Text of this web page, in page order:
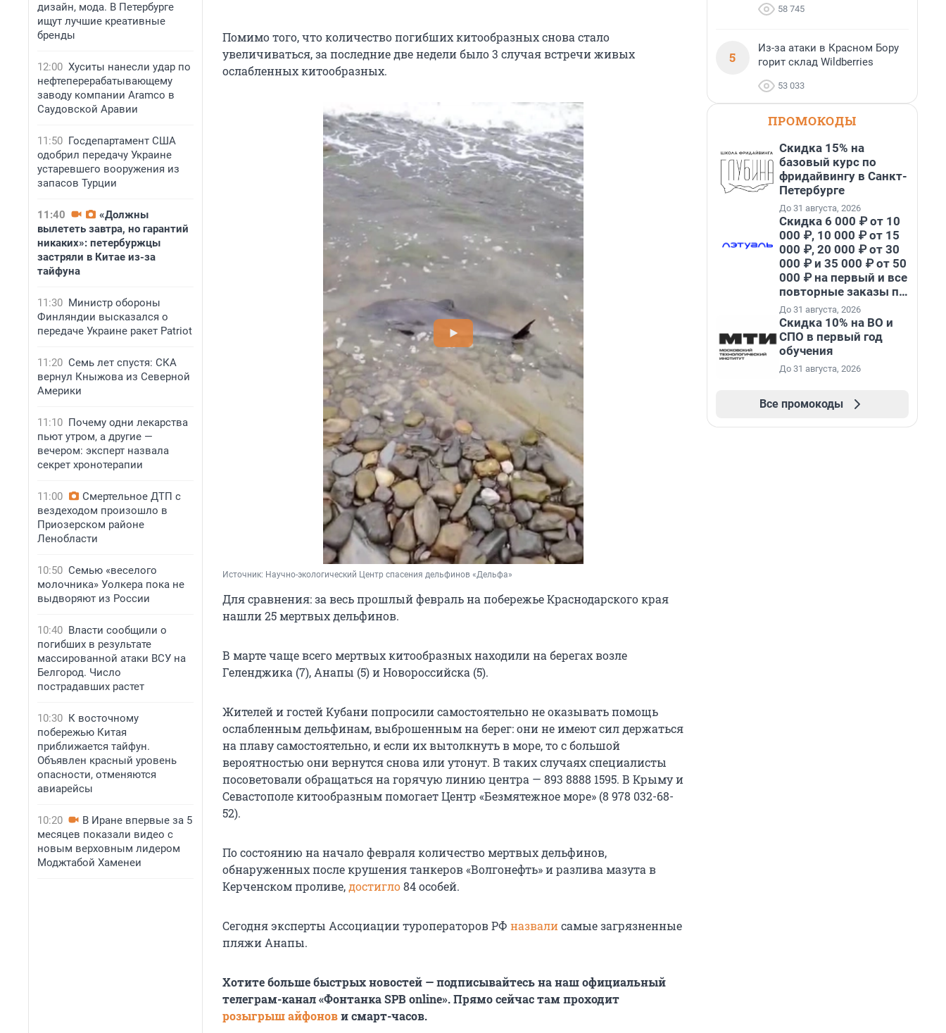
дизайн, мода. В Петербурге
ищут лучшие креативные
бренды
12:00 Хуситы нанесли удар по
нефтеперерабатывающему
заводу компании Aramco в
Саудовской Аравии
11:50 Госдепартамент США
одобрил передачу Украине
устаревшего вооружения из
запасов Турции
11:40
«Должны
вылететь завтра, но гарантий
никаких»: петербуржцы
застряли в Китае из-за
тайфуна
11:30 Министр обороны
Финляндии высказался о
передаче Украине ракет Patriot
11:20 Семь лет спустя: СКА
вернул Кныжова из Северной
Америки
11:10 Почему одни лекарства
пьют утром, а другие —
вечером: эксперт назвала
секрет хронотерапии
11:00
Смертельное ДТП с
вездеходом произошло в
Приозерском районе
Ленобласти
10:50 Семью «веселого
молочника» Уолкера пока не
выдворяют из России
10:40 Власти сообщили о
погибших в результате
массированной атаки ВСУ на
Белгород. Число
пострадавших растет
10:30 К восточному
побережью Китая
приближается тайфун.
Объявлен красный уровень
опасности, отменяются
авиарейсы
10:20
В Иране впервые за 5
месяцев показали видео с
новым верховным лидером
Моджтабой Хаменеи
Помимо того, что количество погибших китообразных снова стало
увеличиваться, за последние две недели было 3 случая встречи живых
ослабленных китообразных.
Источник: Научно-экологический Центр спасения дельфинов «Дельфа»
Для сравнения: за весь прошлый февраль на побережье Краснодарского края
нашли 25 мертвых дельфинов.
В марте чаще всего мертвых китообразных находили на берегах возле
Геленджика (7), Анапы (5) и Новороссийска (5).
Жителей и гостей Кубани попросили самостоятельно не оказывать помощь
ослабленным дельфинам, выброшенным на берег: они не имеют сил держаться
на плаву самостоятельно, и если их вытолкнуть в море, то с большой
вероятностью они вернутся снова или утонут. В таких случаях специалисты
посоветовали обращаться на горячую линию центра — 893 8888 1595. В Крыму и
Севастополе китообразным помогает Центр «Безмятежное море» (8 978 032-68-
52).
По состоянию на начало февраля количество мертвых дельфинов,
обнаруженных после крушения танкеров «Волгонефть» и разлива мазута в
Керченском проливе,достигло84 особей.
Сегодня эксперты Ассоциации туроператоров РФ назвалисамые загрязненные
пляжи Анапы.
Хотите больше быстрых новостей — подписывайтесь на наш официальный
телеграм-канал «Фонтанка SPB online». Прямо сейчас там проходит
розыгрыш айфонови смарт-часов.
58 745
5
Из-за атаки в Красном Бору
горит склад Wildberries
53 033
ПРОМОКОДЫ
Скидка 15% на
базовый курс по
фридайвингу в Санкт-
Петербурге
До 31 августа, 2026
Скидка 6 000 ₽ от 10
000 ₽, 10 000 ₽ от 15
000 ₽, 20 000 ₽ от 30
000 ₽ и 35 000 ₽ от 50
000 ₽ на первый и все
повторные заказы по
промокоду НАБЕРИ
До 31 августа, 2026
Скидка 10% на ВО и
СПО в первый год
обучения
До 31 августа, 2026
Все промокоды